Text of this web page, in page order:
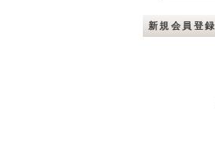
新規会員登録